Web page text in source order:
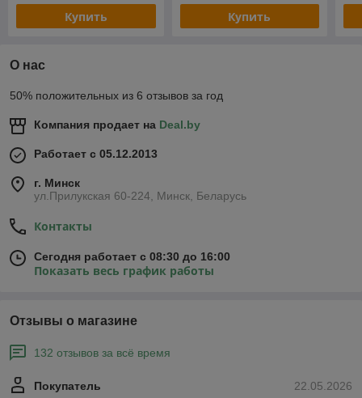
Купить Купить
О нас
50% положительных из 6 отзывов за год
Компания продает на Deal.by
Работает с 05.12.2013
г. Минск
ул.Прилукская 60-224, Минск, Беларусь
Контакты
Сегодня работает с 08:30 до 16:00
Показать весь график работы
Отзывы о магазине
132 отзывов за всё время
22.05.2026
Покупатель